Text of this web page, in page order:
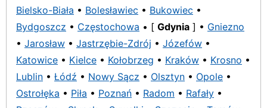
Bielsko-Biała • Bolesławiec • Bukowiec •
Bydgoszcz • Częstochowa • [ Gdynia ] • Gniezno
• Jarosław • Jastrzębie-Zdrój • Józefów •
Katowice • Kielce • Kołobrzeg • Kraków • Krosno •
Lublin • Łódź • Nowy Sącz • Olsztyn • Opole •
Ostrołęka • Piła • Poznań • Radom • Rafały •